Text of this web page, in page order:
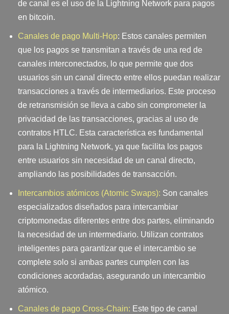
de canal es el uso de la Lightning Network para pagos
en bitcoin.
Canales de pago Multi-Hop: Estos canales permiten
que los pagos se transmitan a través de una red de
canales interconectados, lo que permite que dos
usuarios sin un canal directo entre ellos puedan realizar
transacciones a través de intermediarios. Este proceso
de retransmisión se lleva a cabo sin comprometer la
privacidad de las transacciones, gracias al uso de
contratos HTLC. Esta característica es fundamental
para la Lightning Network, ya que facilita los pagos
entre usuarios sin necesidad de un canal directo,
ampliando las posibilidades de transacción.
Intercambios atómicos (Atomic Swaps): Son canales
especializados diseñados para intercambiar
criptomonedas diferentes entre dos partes, eliminando
la necesidad de un intermediario. Utilizan contratos
inteligentes para garantizar que el intercambio se
complete solo si ambas partes cumplen con las
condiciones acordadas, asegurando un intercambio
atómico.
Canales de pago Cross-Chain: Este tipo de canal